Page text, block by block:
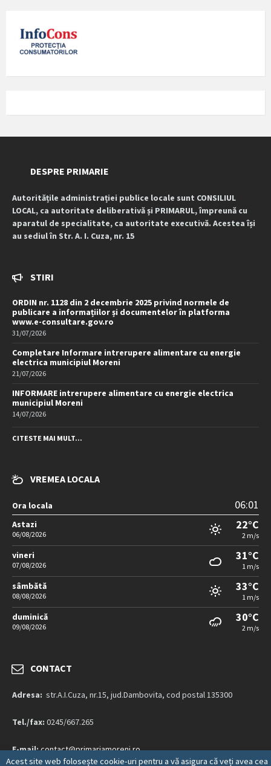
DESPRE PRIMARIE
Autoritățile administrației publice locale sunt CONSILIUL
LOCAL, ca autoritate deliberativă și PRIMARUL, împreună cu
aparatul de specialitate, ca autoritate executivă. Acestea își
au sediul în Str. A. I. Cuza, nr. 15
STIRI
ORDIN nr. 1128 din 2 decembrie 2025 privind normele de
publicare a informațiilor și documentelor în platforma
www.e-consultare.gov.ro
31/07/2026
Completare Informare intrerupere alimentare cu energie
electrica municipiul Moreni
21/07/2026
INFORMARE intrerupere alimentare cu energie electrica
municipiul Moreni
14/07/2026
CITESTE MAI MULT...
VREMEA LOCALA
Ora locala 06:01
Astazi
06/08/2026
22°C
2 m/s
vineri
07/08/2026
31°C
1 m/s
sâmbătă
08/08/2026
33°C
1 m/s
duminică
09/08/2026
30°C
2 m/s
CONTACT
Adresa: str.A.I.Cuza, nr.15, jud.Dambovita, cod postal 135300
Tel./fax: 0245/667.265
E-mail:contact@primariamoreni.ro
Acest site web folosește cookie-uri pentru a vă asigura că veți avea cea